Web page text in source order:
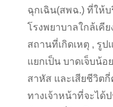
ฉุกเฉิน(สพฉ.) ที่ให้บ
โรงพยาบาลใกล้เคี
สถานที่เกิดเหตุ , รู
แยกเป็น บาดเจ็บน้อ
สาหัส และเสียชีวิตกี่
ทางเจ้าหน้าที่จะได้